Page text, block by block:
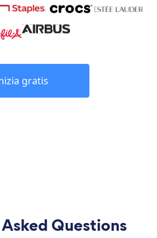
gratis
Questions